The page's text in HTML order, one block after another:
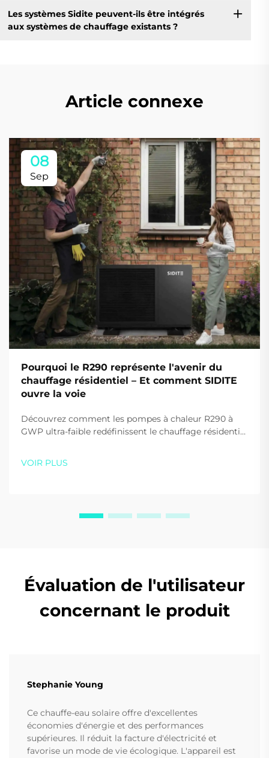
Les systèmes Sidite peuvent-ils être intégrés
aux systèmes de chauffage existants ?
Article connexe
08
Sep
Pourquoi le R290 représente l'avenir du
chauffage résidentiel – Et comment SIDITE
ouvre la voie
Découvrez comment les pompes à chaleur R290 à
GWP ultra-faible redéfinissent le chauffage résidentiel
choix d'avenir pour les constructeurs et propriétaires.
VOIR PLUS
Évaluation de l'utilisateur
concernant le produit
Stephanie Young
Ce chauffe-eau solaire offre d'excellentes
économies d'énergie et des performances
supérieures. Il réduit la facture d'électricité et
favorise un mode de vie écologique. L'appareil est